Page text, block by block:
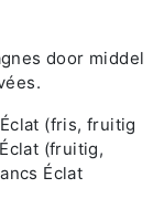
door middel
(fris, fruitig
(fruitig,
Éclat